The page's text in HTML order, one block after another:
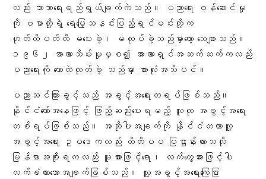
လည်း ဘာသာရေးရည်ရွယ်ချက်ကဲသည် ။ ပညာရေး ဝန်ဆောင်မှု
ကို ဗမာတို့ရဲ့ ရေမြေ့သနင်းပြည့်ရှင်မင်းတို့က
ဟုတ်တိပတ်တိ မပေးခဲ့၊ မလုပ်ခဲ့သည်မှာတော့ သေချာသည်။
၁၉၆၂ အာဏာသိမ်းမှုမှစ၍ အာဏာရှင်အဆက်ဆက်ကလည်း
ပညာရေးကို တောထဲထုတ်ခဲ့ သည်မှာ အားလုံးအသိပင်။
ပညာသင်ကြားခွင့်သည် အခွင့်အရေးတရပ်ဖြစ်သည်။
နိုင်ငံတော်အနေဖြင့် ဖြည့်ဆည်းပေးရမည့် လူထု အခွင့်အရေး
တစ်ရပ်ဖြစ်သည်။ အဆိုပါအချက်ကို နိုင်ငံတကာလူ့
အခွင့်အရေး ဥပဒေကလည်း တိတိပပ ပြဌာန်းထားသလို
မြန်မာအစိုးရကလည်း မူအားဖြင့်ရော၊ လက်တွေ့အားဖြင့်ပါ
လက်ခံထားသောအချက်ဖြစ်သည်။ လူ့အခွင့်အရေးကြေငြာ